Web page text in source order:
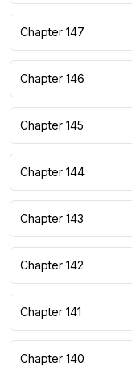
Chapter 147
Chapter 146
Chapter 145
Chapter 144
Chapter 143
Chapter 142
Chapter 141
Chapter 140